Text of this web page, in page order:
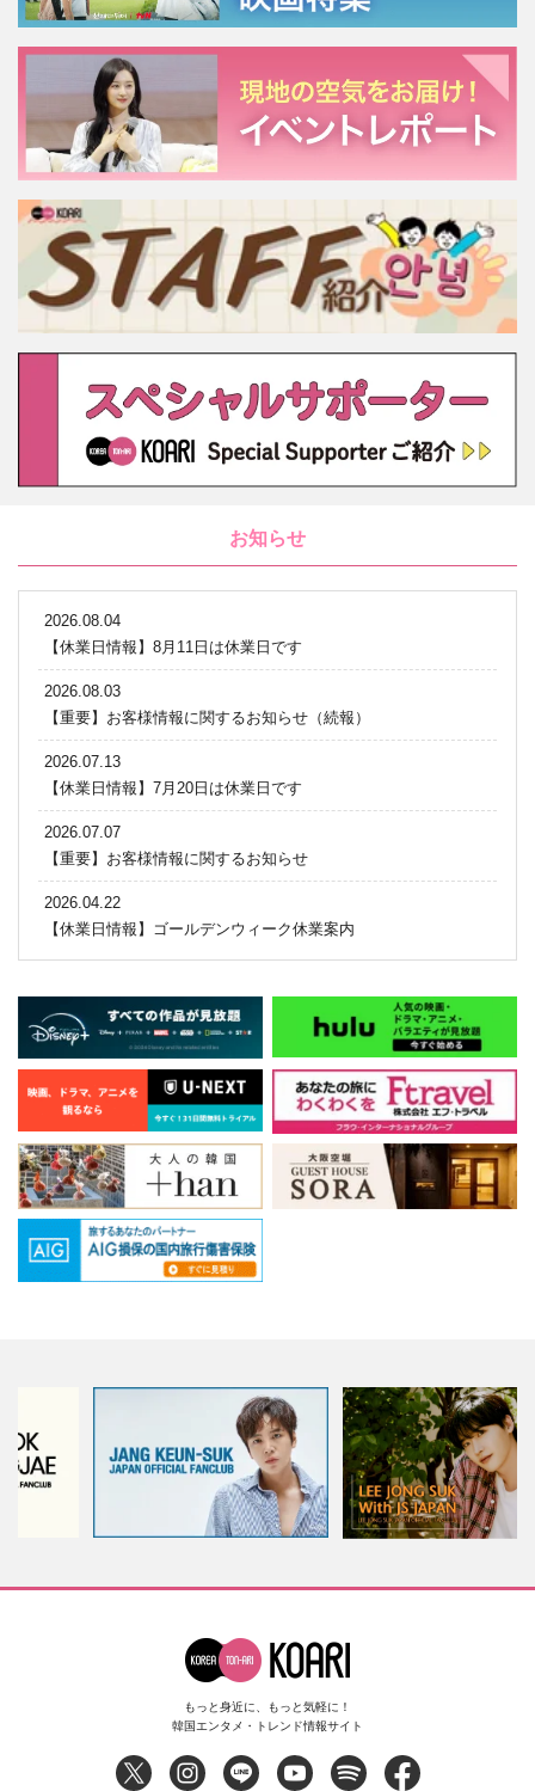
お知らせ
2026.08.04
【休業日情報】8月11日は休業日です
2026.08.03
【重要】お客様情報に関するお知らせ（続報）
2026.07.13
【休業日情報】7月20日は休業日です
2026.07.07
【重要】お客様情報に関するお知らせ
2026.04.22
【休業日情報】ゴールデンウィーク休業案内
もっと身近に、もっと気軽に！
韓国エンタメ・トレンド情報サイト